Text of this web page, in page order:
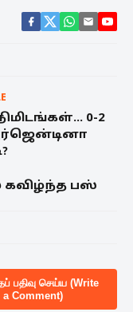
0-2
கவிழ்ந்த பஸ்
பதிவு செய்ய (Write
a Comment)